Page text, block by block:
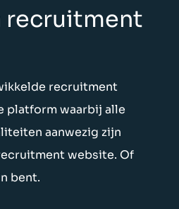
recruitment
recruitment
platform waarbij alle
aanwezig zijn
website. Of
bent.